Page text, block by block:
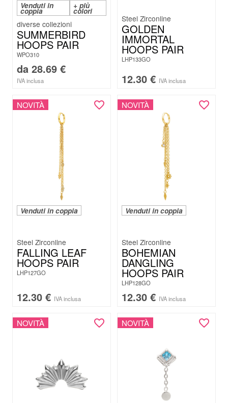
Venduti in
coppia
+ più
colori
SUMMERBIRD
HOOPS PAIR
WPO310
da 28.69 €
IVA inclusa
Steel Zirconline
GOLDEN
IMMORTAL
HOOPS PAIR
LHP133GO
12.30 € IVA inclusa
NOVITÀ
Venduti in coppia
Steel Zirconline
FALLING LEAF
HOOPS PAIR
LHP127GO
12.30 € IVA inclusa
NOVITÀ
Venduti in coppia
Steel Zirconline
BOHEMIAN
DANGLING
HOOPS PAIR
LHP128GO
12.30 € IVA inclusa
NOVITÀ NOVITÀ